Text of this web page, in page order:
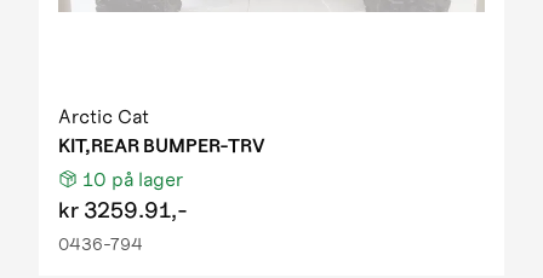
Arctic Cat
KIT,REAR BUMPER-TRV
10 på lager
kr 3259.91,-
0436-794